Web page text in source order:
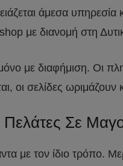
άμεσα
με διανομή στη
με διαφήμιση. Οι
οι σελίδες
Σε
με τον ίδιο